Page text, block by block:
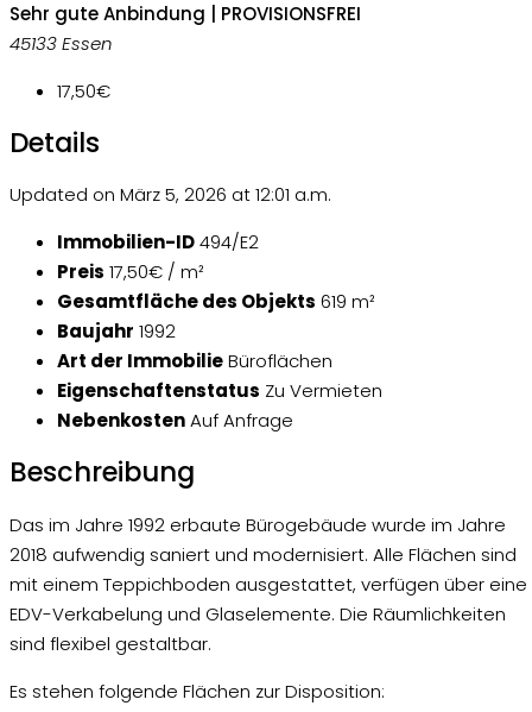
Sehr gute Anbindung | PROVISIONSFREI
45133 Essen
17,50€
Details
Updated on März 5, 2026 at 12:01 a.m.
Immobilien-ID494/E2
Preis 17,50€ / m²
Gesamtfläche des Objekts 619 m²
Baujahr 1992
Art der ImmobilieBüroflächen
Eigenschaftenstatus Zu Vermieten
NebenkostenAuf Anfrage
Beschreibung
Das im Jahre 1992 erbaute Bürogebäude wurde im Jahre
2018 aufwendig saniert und modernisiert. Alle Flächen sind
mit einem Teppichboden ausgestattet, verfügen über eine
EDV-Verkabelung und Glaselemente. Die Räumlichkeiten
sind flexibel gestaltbar.
Es stehen folgende Flächen zur Disposition: